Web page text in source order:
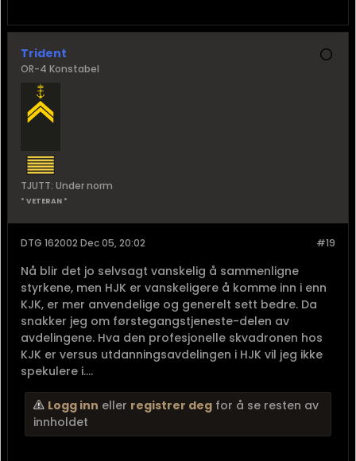
Trident
OR-4 Konstabel
TJUTT: Under norm
* VETERAN *
#19
DTG 162002 Dec 05, 20:02
Nå blir det jo selvsagt vanskelig å sammenligne
styrkene, men HJK er vanskeligere å komme inn i enn
KJK, er mer anvendelige og generelt sett bedre. Da
snakker jeg om førstegangstjeneste-delen av
avdelingene. Hva den profesjonelle skvadronen hos
KJK er versus utdanningsavdelingen i HJK vil jeg ikke
spekulere i....
Logg inn eller registrer deg for å se resten av
innholdet